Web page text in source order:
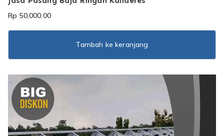
Rp 50,000.00
Tambah ke keranjang